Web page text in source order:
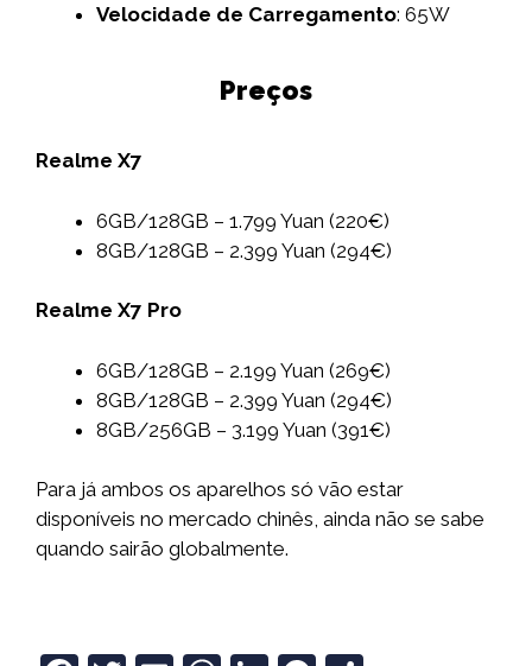
Velocidade de Carregamento: 65W
Preços
Realme X7
6GB/128GB – 1.799 Yuan (220€)
8GB/128GB – 2.399 Yuan (294€)
Realme X7 Pro
6GB/128GB – 2.199 Yuan (269€)
8GB/128GB – 2.399 Yuan (294€)
8GB/256GB – 3.199 Yuan (391€)
Para já ambos os aparelhos só vão estar
disponíveis no mercado chinês, ainda não se sabe
quando sairão globalmente.